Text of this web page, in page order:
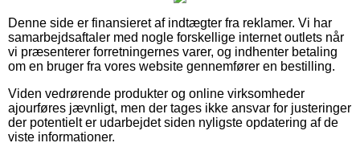
Denne side er finansieret af indtægter fra reklamer. Vi har
samarbejdsaftaler med nogle forskellige internet outlets når
vi præsenterer forretningernes varer, og indhenter betaling
om en bruger fra vores website gennemfører en bestilling.
Viden vedrørende produkter og online virksomheder
ajourføres jævnligt, men der tages ikke ansvar for justeringer
der potentielt er udarbejdet siden nyligste opdatering af de
viste informationer.